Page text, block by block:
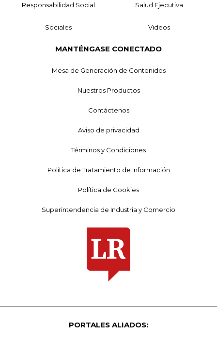
Responsabilidad Social Salud Ejecutiva
Sociales Videos
MANTÉNGASE CONECTADO
Mesa de Generación de Contenidos
Nuestros Productos
Contáctenos
Aviso de privacidad
Términos y Condiciones
Política de Tratamiento de Información
Política de Cookies
Superintendencia de Industria y Comercio
PORTALES ALIADOS: